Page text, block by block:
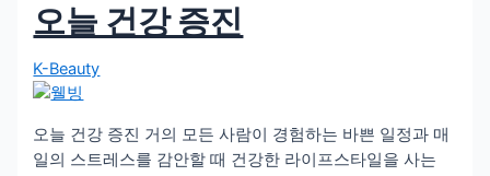
결
을
개
선
기
위
오늘 건강 증진
K-Beauty
오늘 건강 증진 거의 모든 사람이 경험하는 바쁜 일정과 매
일의 스트레스를 감안할 때 건강한 라이프스타일을 사는